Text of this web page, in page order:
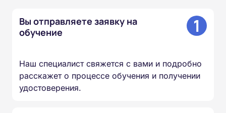
Вы отправляете заявку на
обучение
1
Наш специалист свяжется с вами и подробно
расскажет о процессе обучения и получении
удостоверения.